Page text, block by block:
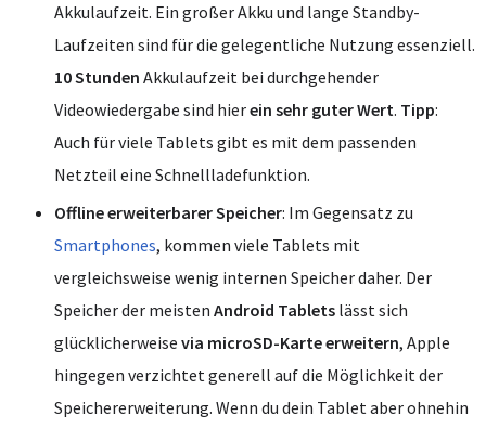
Akkulaufzeit. Ein großer Akku und lange Standby-
Laufzeiten sind für die gelegentliche Nutzung essenziell.
10 Stunden Akkulaufzeit bei durchgehender
Videowiedergabe sind hierein sehr guter Wert. Tipp:
Auch für viele Tablets gibt es mit dem passenden
Netzteil eine Schnellladefunktion.
Offline erweiterbarer Speicher: Im Gegensatz zu
Smartphones, kommen viele Tablets mit
vergleichsweise wenig internen Speicher daher. Der
Speicher der meisten Android Tablets lässt sich
glücklicherweise via microSD-Karte erweitern, Apple
hingegen verzichtet generell auf die Möglichkeit der
Speichererweiterung. Wenn du dein Tablet aber ohnehin